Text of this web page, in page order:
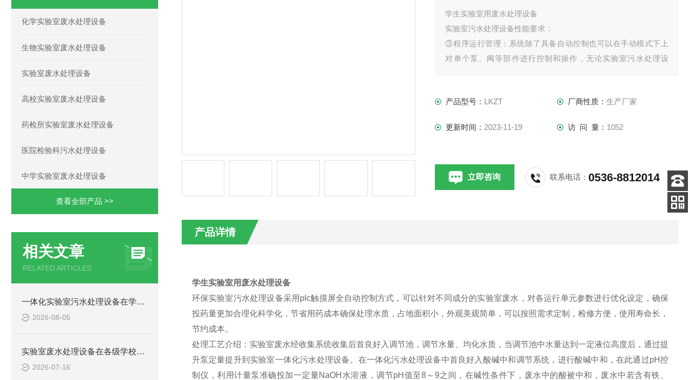
化学实验室废水处理设备
生物实验室废水处理设备
实验室废水处理设备
高校实验室废水处理设备
药检所实验室废水处理设备
医院检验科污水处理设备
中学实验室废水处理设备
查看全部产品 >>
相关文章
RELATED ARTICLES
一体化实验室污水处理设备在学校化学实验室的应用
2026-08-05
实验室废水处理设备在各级学校的应用
2026-07-16
学生实验室用废水处理设备
实验室污水处理设备性能要求：
③程序运行管理：系统除了具备自动控制也可以在手动模式下上
对单个泵、阀等部件进行控制和操作，无论实验室污水处理设
产品型号： LKZT 厂商性质： 生产厂家
更新时间： 2023-11-19 访 问 量： 1052
立即咨询 联系电话：0536-8812014
产品详情
学生实验室用废水处理设备
环保实验室污水处理设备采用plc触摸屏全自动控制方式，可以针对不同成分的实验室废水，对各运行单元参数进行优化设定，确保
投药量更加合理化科学化，节省用药成本确保处理水质，占地面积小，外观美观简单，可以按照需求定制，检修方便，使用寿命长，
节约成本。
处理工艺介绍：实验室废水经收集系统收集后首良好入调节池，调节水量、均化水质，当调节池中水量达到一定液位高度后，通过提
升泵定量提升到实验室一体化污水处理设备。在一体化污水处理设备中首良好入酸碱中和调节系统，进行酸碱中和，在此通过pH控
制仪，利用计量泵准确投加一定量NaOH水溶液，调节pH值至8～9之间，在碱性条件下，废水中的酸被中和，废水中若含有铁、
客服
电话